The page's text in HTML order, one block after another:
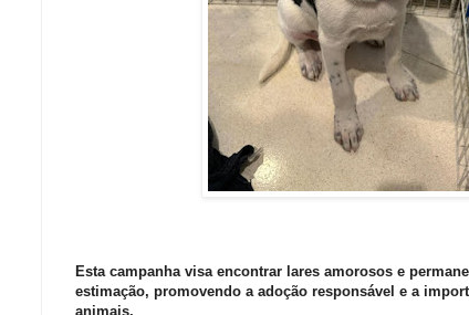
Esta campanha visa encontrar lares amorosos e
estimação, promovendo a adoção responsável e a
animais.